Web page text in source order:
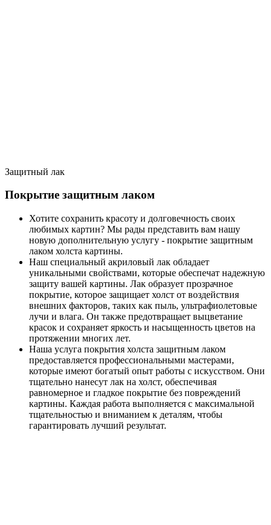
Защитный лак
Покрытие защитным лаком
Хотите сохранить красоту и долговечность своих
любимых картин? Мы рады представить вам нашу
новую дополнительную услугу - покрытие защитным
лаком холста картины.
Наш специальный акриловый лак обладает
уникальными свойствами, которые обеспечат надежную
защиту вашей картины. Лак образует прозрачное
покрытие, которое защищает холст от воздействия
внешних факторов, таких как пыль, ультрафиолетовые
лучи и влага. Он также предотвращает выцветание
красок и сохраняет яркость и насыщенность цветов на
протяжении многих лет.
Наша услуга покрытия холста защитным лаком
предоставляется профессиональными мастерами,
которые имеют богатый опыт работы с искусством. Они
тщательно нанесут лак на холст, обеспечивая
равномерное и гладкое покрытие без повреждений
картины. Каждая работа выполняется с максимальной
тщательностью и вниманием к деталям, чтобы
гарантировать лучший результат.